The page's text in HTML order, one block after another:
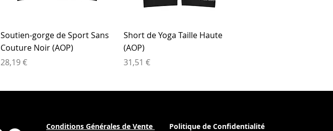
Aperçu rapide
Soutien-gorge de Sport Sans
Couture Noir (AOP)
Prix
28,19 €
Aperçu rapide
Short de Yoga Taille Haute
(AOP)
Prix
31,51 €
Conditions Générales de Vente Politique de Confidentialité